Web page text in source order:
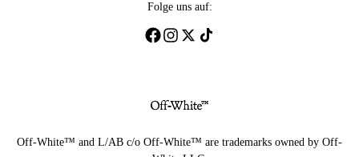
Folge uns auf:
Off-White™ and L/AB c/o Off-White™ are trademarks owned by Off-